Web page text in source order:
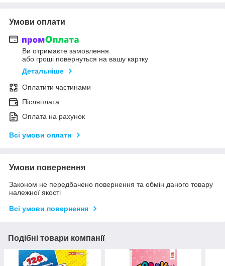
Умови оплати
Ви отримаєте замовлення
або гроші повернуться на вашу картку
Детальніше
Оплатити частинами
Післяплата
Оплата на рахунок
Всі умови оплати
Умови повернення
Законом не передбачено повернення та обмін даного товару
належної якості
Всі умови повернення
Подібні товари компанії